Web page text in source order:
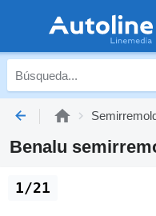
Benalu
1/21